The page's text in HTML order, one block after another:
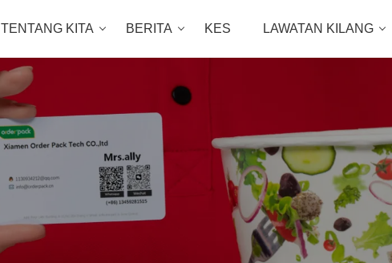
TENTANG KITA BERITA KES LAWATAN KILANG